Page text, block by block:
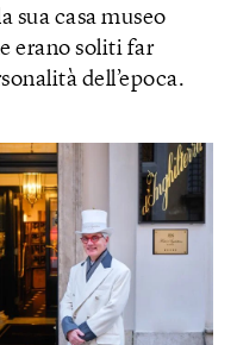
sua casa museo
erano soliti far
dell’epoca.